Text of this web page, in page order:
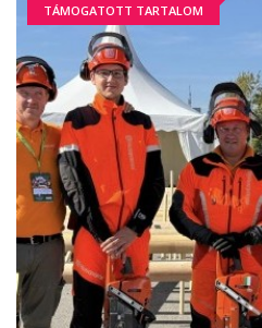
TÁMOGATOTT TARTALOM